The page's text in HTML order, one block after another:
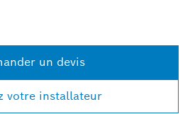
un devis
votre installateur